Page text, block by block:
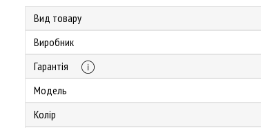
Вид товару
Виробник
Гарантія
Модель
Колір